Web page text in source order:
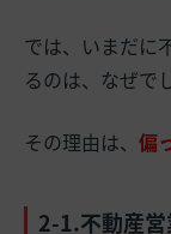
では、いまだに
るのは、なぜで
その理由は、 偏
2-1.不動産